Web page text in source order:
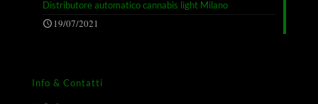
Distributore automatico cannabis light Milano
19/07/2021
Info & Contatti